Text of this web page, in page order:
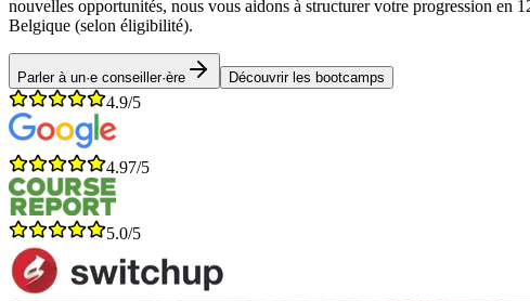
nouvelles opportunités, nous vous aidons à structurer votre progression en
Belgique (selon éligibilité).
Parler à un·e conseiller·ère Découvrir les bootcamps
4.9/5
4.97/5
5.0/5